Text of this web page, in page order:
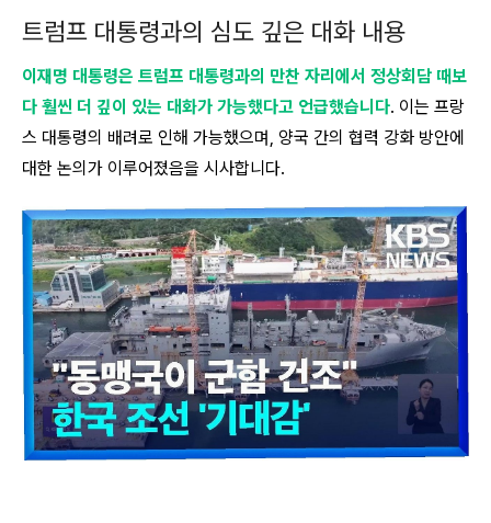
트럼프 대통령과의 심도 깊은 대화 내용
이재명 대통령은 트럼프 대통령과의 만찬 자리에서 정상회담 때보
다 훨씬 더 깊이 있는 대화가 가능했다고 언급했습니다. 이는 프랑
스 대통령의 배려로 인해 가능했으며, 양국 간의 협력 강화 방안에
대한 논의가 이루어졌음을 시사합니다.